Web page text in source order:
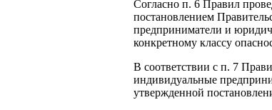
Согласно п. 6 Правил
постановлением
предприниматели и
конкретному классу
В соответствии с п. 7
индивидуальные
утвержденной